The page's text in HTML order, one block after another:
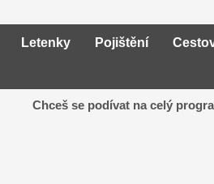
Letenky Pojištění
Chceš se podívat na celý